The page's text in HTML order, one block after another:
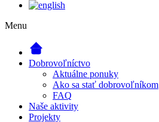
Menu
Dobrovoľníctvo
Aktuálne ponuky
Ako sa stať dobrovoľníkom
FAQ
Naše aktivity
Projekty